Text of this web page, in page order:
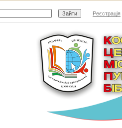
Реєстрація